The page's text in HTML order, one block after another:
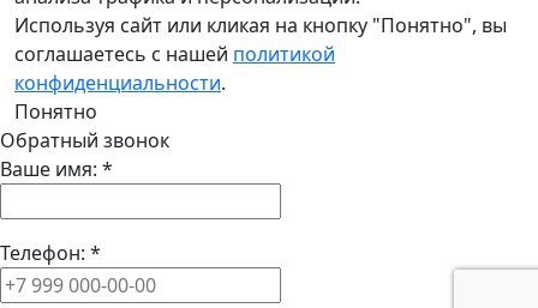
Используя сайт или кликая на кнопку "Понятно", вы
соглашаетесь с нашей политикой
конфиденциальности.
Понятно
Обратный звонок
Ваше имя: *
Телефон: *